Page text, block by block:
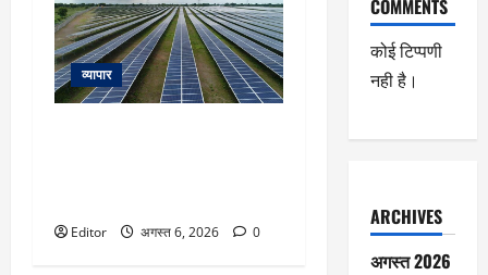
व्यापार
Editor अगस्त 6, 2026 0
COMMENTS
कोई टिप्पणी
नही है।
ARCHIVES
अगस्त 2026